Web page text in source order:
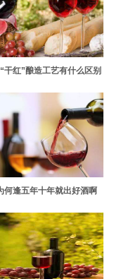
干红”酿造工艺有什么区别
何逢五年十年就出好酒啊